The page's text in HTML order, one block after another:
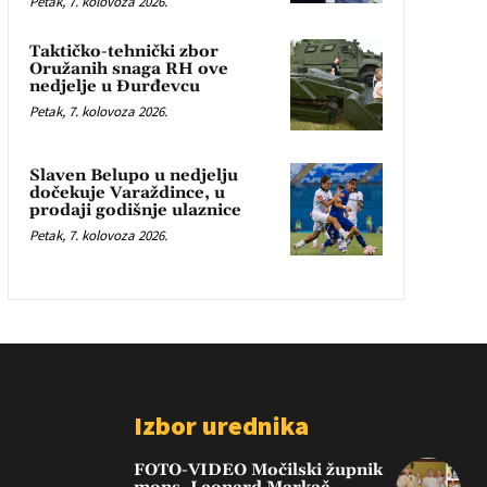
Taktičko-tehnički zbor
Oružanih snaga RH ove
nedjelje u Đurđevcu
Petak, 7. kolovoza 2026.
Slaven Belupo u nedjelju
dočekuje Varaždince, u
prodaji godišnje ulaznice
Petak, 7. kolovoza 2026.
Izbor urednika
FOTO-VIDEO Močilski župnik